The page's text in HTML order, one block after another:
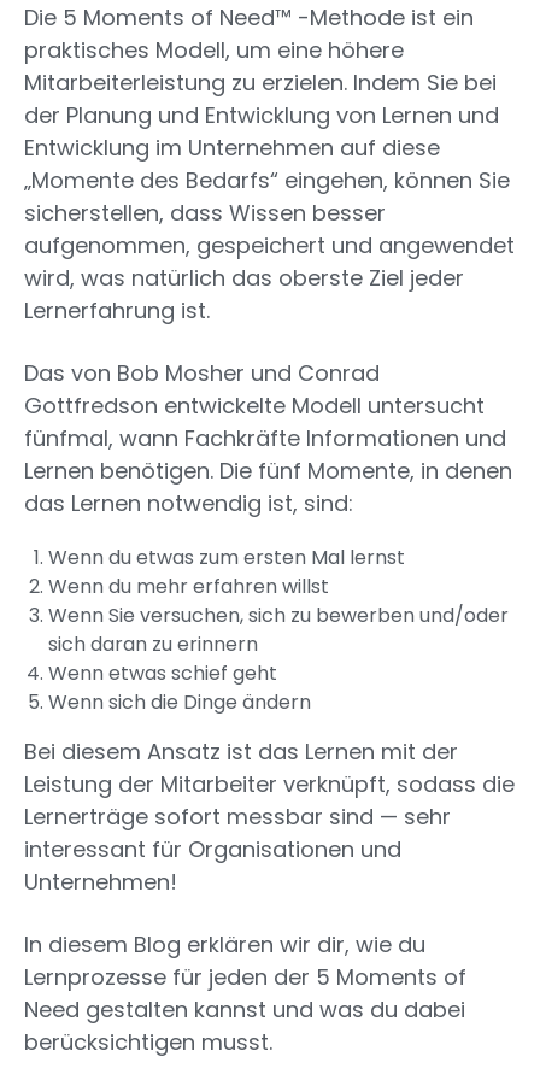
Die 5 Moments of Need™ -Methode ist ein
praktisches Modell, um eine höhere
Mitarbeiterleistung zu erzielen. Indem Sie bei
der Planung und Entwicklung von Lernen und
Entwicklung im Unternehmen auf diese
„Momente des Bedarfs“ eingehen, können Sie
sicherstellen, dass Wissen besser
aufgenommen, gespeichert und angewendet
wird, was natürlich das oberste Ziel jeder
Lernerfahrung ist.
Das von Bob Mosher und Conrad
Gottfredson entwickelte Modell untersucht
fünfmal, wann Fachkräfte Informationen und
Lernen benötigen. Die fünf Momente, in denen
das Lernen notwendig ist, sind:
Wenn du etwas zum ersten Mal lernst
Wenn du mehr erfahren willst
Wenn Sie versuchen, sich zu bewerben und/oder
sich daran zu erinnern
Wenn etwas schief geht
Wenn sich die Dinge ändern
Bei diesem Ansatz ist das Lernen mit der
Leistung der Mitarbeiter verknüpft, sodass die
Lernerträge sofort messbar sind — sehr
interessant für Organisationen und
Unternehmen!
In diesem Blog erklären wir dir, wie du
Lernprozesse für jeden der 5 Moments of
Need gestalten kannst und was du dabei
berücksichtigen musst.